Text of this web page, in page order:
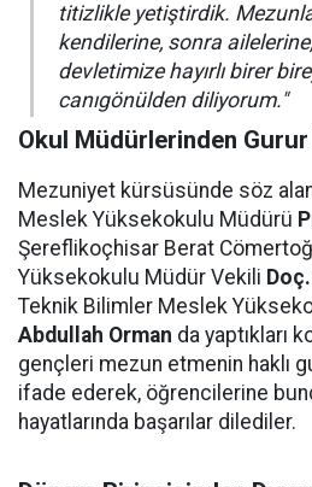
titizlikle yetiştirdik.
kendilerine, sonra
devletimize hayırlı birer
canıgönülden diliyorum."
Okul Müdürlerinden
Mezuniyet kürsüsünde söz
Meslek Yüksekokulu Müdürü
Şereflikoçhisar Berat
Yüksekokulu Müdür Vekili
Teknik Bilimler Meslek
Abdullah Orman da yaptıkları
gençleri mezun etmenin haklı
ifade ederek, öğrencilerine
hayatlarında başarılar dilediler.